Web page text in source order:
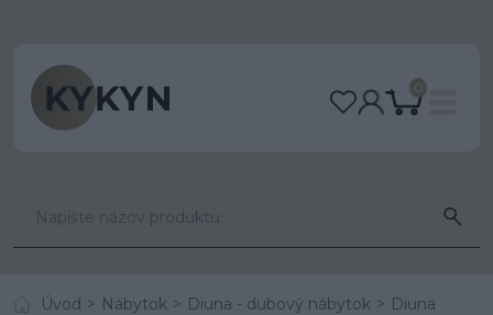
0
Úvod Nábytok Diuna - dubový nábytok
Diuna